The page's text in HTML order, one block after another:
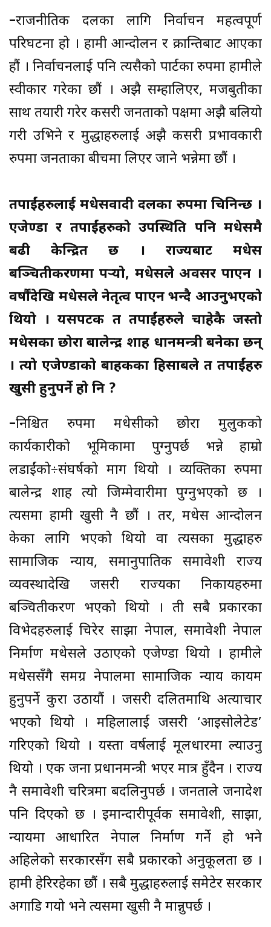
–राजनीतिक दलका लागि निर्वाचन महत्वपूर्ण
परिघटना हो । हामी आन्दोलन र क्रान्तिबाट आएका
हौं । निर्वाचनलाई पनि त्यसैको पार्टका रुपमा हामीले
स्वीकार गरेका छौं । अझै सम्हालिएर, मजबुतीका
साथ तयारी गरेर कसरी जनताको पक्षमा अझै बलियो
गरी उभिने र मुद्धाहरुलाई अझै कसरी प्रभावकारी
रुपमा जनताका बीचमा लिएर जाने भन्नेमा छौं ।
तपाईंहरुलाई मधेसवादी दलका रुपमा चिनिन्छ ।
एजेण्डा र तपाईंहरुको उपस्थिति पनि मधेसमै
बढी केन्द्रित छ । राज्यबाट मधेस
बञ्चितीकरणमा पर्‍यो, मधेसले अवसर पाएन ।
वर्षौंदेखि मधेसले नेतृत्व पाएन भन्दै आउनुभएको
थियो । यसपटक त तपाईंहरुले चाहेकै जस्तो
मधेसका छोरा बालेन्द्र शाह प्रधानमन्त्री बनेका छन्
। त्यो एजेण्डाको बाहकका हिसाबले त तपाईंहरु
खुसी हुनुपर्ने हो नि ?
–निश्चित रुपमा मधेसीको छोरा मुलुकको
कार्यकारीको भूमिकामा पुग्नुपर्छ भन्ने हाम्रो
लडाईंको÷संघर्षको माग थियो । व्यक्तिका रुपमा
बालेन्द्र शाह त्यो जिम्मेवारीमा पुग्नुभएको छ ।
त्यसमा हामी खुसी नै छौं । तर, मधेस आन्दोलन
केका लागि भएको थियो वा त्यसका मुद्धाहरु
सामाजिक न्याय, समानुपातिक समावेशी राज्य
व्यवस्थादेखि जसरी राज्यका निकायहरुमा
बञ्चितीकरण भएको थियो । ती सबै प्रकारका
विभेदहरुलाई चिरेर साझा नेपाल, समावेशी नेपाल
निर्माण मधेसले उठाएको एजेण्डा थियो । हामीले
मधेससँगै समग्र नेपालमा सामाजिक न्याय कायम
हुनुपर्ने कुरा उठायौं । जसरी दलितमाथि अत्याचार
भएको थियो । महिलालाई जसरी ‘आइसोलेटेड’
गरिएको थियो । यस्ता वर्षलाई मूलधारमा ल्याउनु
थियो । एक जना प्रधानमन्त्री भएर मात्र हुँदैन । राज्य
नै समावेशी चरित्रमा बदलिनुपर्छ । जनताले जनादेश
पनि दिएको छ । इमान्दारीपूर्वक समावेशी, साझा,
न्यायमा आधारित नेपाल निर्माण गर्ने हो भने
अहिलेको सरकारसँग सबै प्रकारको अनुकूलता छ ।
हामी हेरिरहेका छौं । सबै मुद्धाहरुलाई समेटेर सरकार
अगाडि गयो भने त्यसमा खुसी नै मान्नुपर्छ ।